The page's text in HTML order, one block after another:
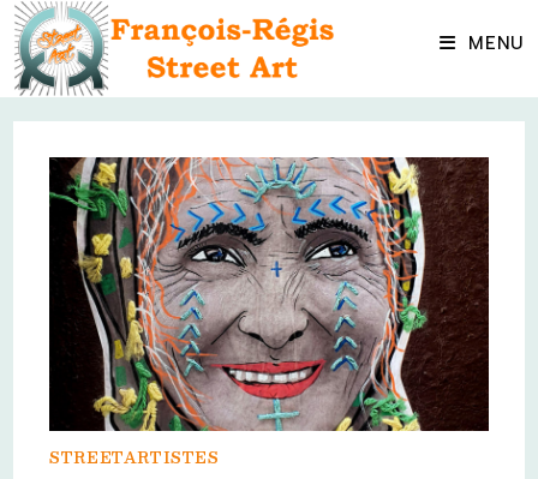
Skip
content MENU
STREETARTISTES